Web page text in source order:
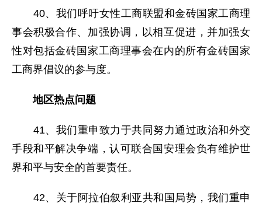
40、我们呼吁女性工商联盟和金砖国家工商理
事会积极合作、加强协调，以相互促进，并加强女
性对包括金砖国家工商理事会在内的所有金砖国家
工商界倡议的参与度。
地区热点问题
41、我们重申致力于共同努力通过政治和外交
手段和平解决争端，认可联合国安理会负有维护世
界和平与安全的首要责任。
42、关于阿拉伯叙利亚共和国局势，我们重申